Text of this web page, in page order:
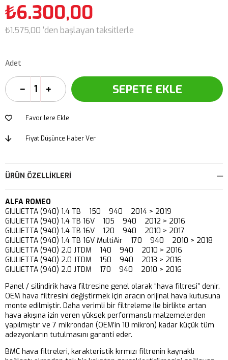
₺6.300,00
₺1.575,00 'den başlayan taksitlerle
Adet
Favorilere Ekle
Fiyat Düşünce Haber Ver
ÜRÜN ÖZELLIKLERI
ALFA ROMEO
GIULIETTA (940) 1.4 TB 150 940 2014 > 2019
GIULIETTA (940) 1.4 TB 16V 105 940 2012 > 2016
GIULIETTA (940) 1.4 TB 16V 120 940 2010 > 2017
GIULIETTA (940) 1.4 TB 16V MultiAir 170 940 2010 > 2018
GIULIETTA (940) 2.0 JTDM 140 940 2010 > 2016
GIULIETTA (940) 2.0 JTDM 150 940 2013 > 2016
GIULIETTA (940) 2.0 JTDM 170 940 2010 > 2016
Panel / silindirik hava filtresine genel olarak “hava filtresi” denir.
OEM hava filtresini değiştirmek için aracın orijinal hava kutusuna
monte edilmiştir. Daha verimli bir filtreleme ile birlikte artan
hava akışına izin veren yüksek performanslı malzemelerden
yapılmıştır ve 7 mikrondan (OEM’in 10 mikron) kadar küçük tüm
adezyonların tutulmasını garanti eder.
BMC hava filtreleri, karakteristik kırmızı filtrenin kaynaklı